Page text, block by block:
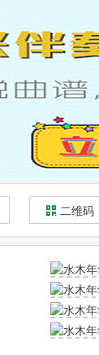
二维码